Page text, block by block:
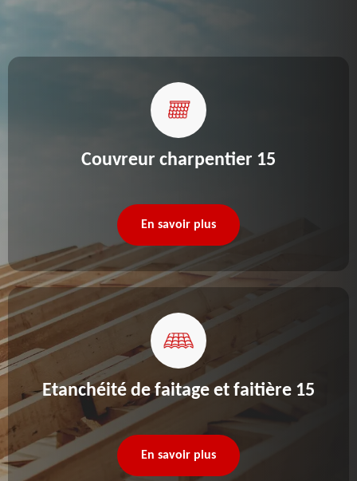
Couvreur charpentier 15
En savoir plus
Etanchéité de faitage et faitière 15
En savoir plus